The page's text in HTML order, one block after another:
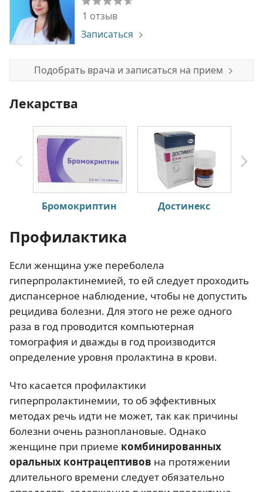
1 отзыв
Записаться
Подобрать врача и записаться на прием
Лекарства
Бромокриптин Достинекс
Профилактика
Если женщина уже переболела
гиперпролактинемией, то ей следует проходить
диспансерное наблюдение, чтобы не допустить
рецидива болезни. Для этого не реже одного
раза в год проводится компьютерная
томография и дважды в год производится
определение уровня пролактина в крови.
Что касается профилактики
гиперпролактинемии, то об эффективных
методах речь идти не может, так как причины
болезни очень разноплановые. Однако
женщине при приеме комбинированных
оральных контрацептивов на протяжении
длительного времени следует обязательно